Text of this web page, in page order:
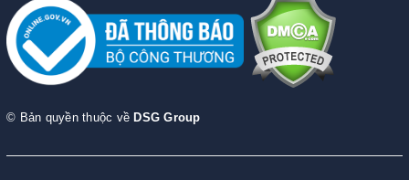
© Bản quyền thuộc về DSG Group